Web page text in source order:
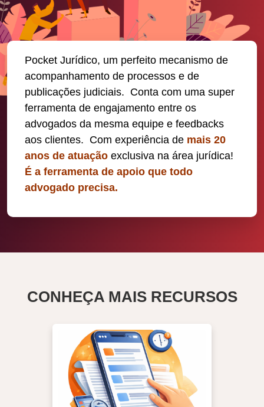
Pocket Jurídico, um perfeito mecanismo de
acompanhamento de processos e de
publicações judiciais. Conta com uma super
ferramenta de engajamento entre os
advogados da mesma equipe e feedbacks
aos clientes. Com experiência de mais 20
anos de atuação exclusiva na área jurídica!
É a ferramenta de apoio que todo
advogado precisa.
CONHEÇA MAIS RECURSOS